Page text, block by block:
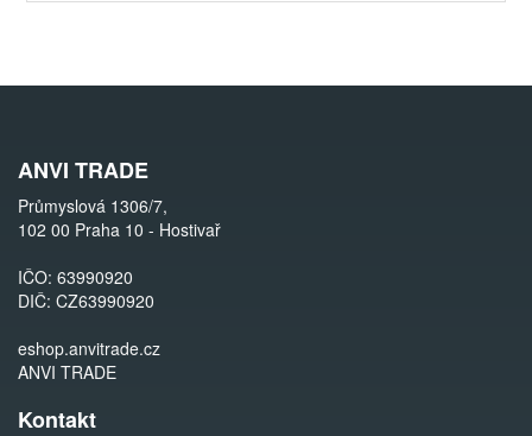
ANVI TRADE
Průmyslová 1306/7,
102 00 Praha 10 - Hostivař
IČO: 63990920
DIČ: CZ63990920
eshop.anvitrade.cz
ANVI TRADE
Kontakt